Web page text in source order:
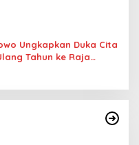
Ungkapkan Duka Cita
Tahun ke Raja
TNI